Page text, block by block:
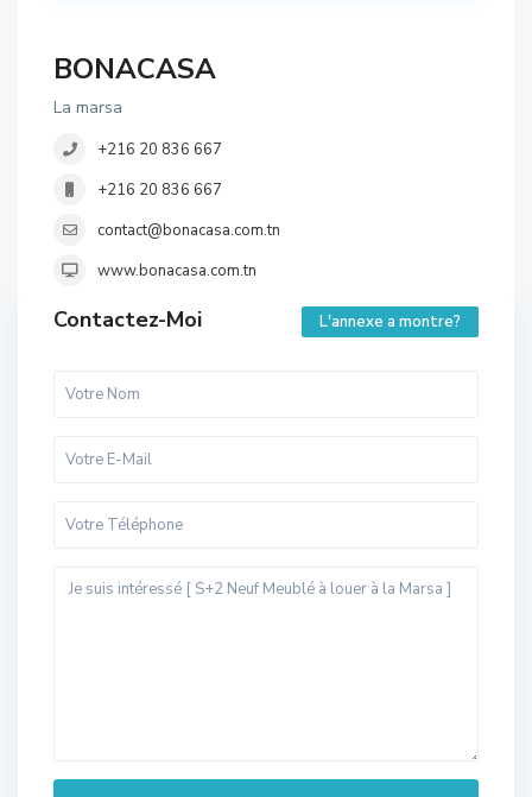
BONACASA
La marsa
+216 20 836 667
+216 20 836 667
contact@bonacasa.com.tn
www.bonacasa.com.tn
Contactez-Moi L'annexe a montre?